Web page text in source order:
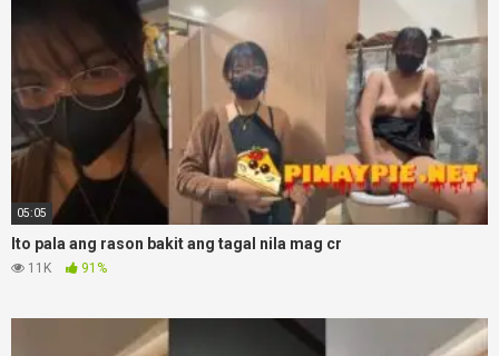
05:05
Ito pala ang rason bakit ang tagal nila mag cr
11K 91%